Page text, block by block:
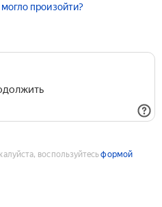
произойти?
воспользуйтесьформой